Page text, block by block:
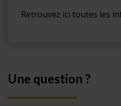
Retrouvez ici toutes les
Une question ?